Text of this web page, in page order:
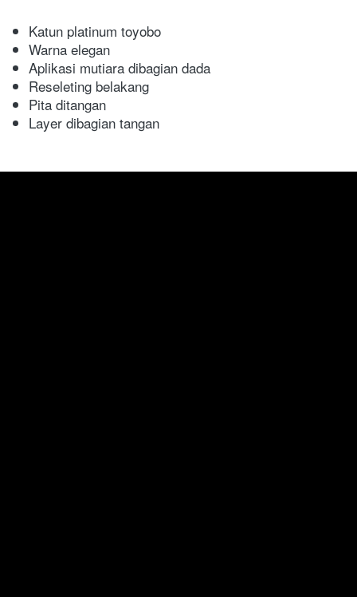
Katun platinum toyobo
Warna elegan
Aplikasi mutiara dibagian dada
Reseleting belakang
Pita ditangan
Layer dibagian tangan